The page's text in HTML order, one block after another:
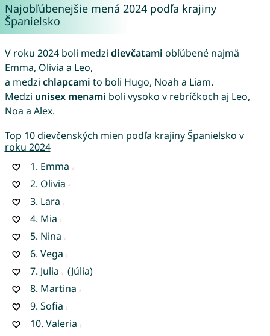
Najobľúbenejšie mená 2024 podľa krajiny
Španielsko
V roku 2024 boli medzi dievčatami obľúbené najmä
Emma, Olivia a Leo,
a medzi chlapcami to boli Hugo, Noah a Liam.
Medzi unisex menami boli vysoko v rebríčkoch aj Leo,
Noa a Alex.
Top 10 dievčenských mien podľa krajiny Španielsko v
roku 2024
1. Emma
2. Olivia
3. Lara
4. Mia
5. Nina
6. Vega
7. Julia
(Júlia)
8. Martina
9. Sofia
10. Valeria